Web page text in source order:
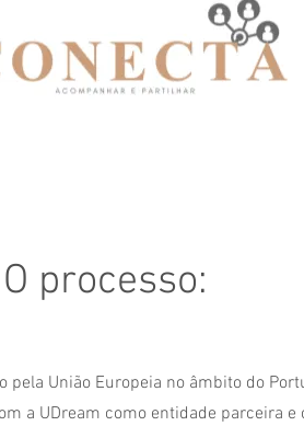
O processo:
pela União Europeia no âmbito do
a UDream como entidade parceira e